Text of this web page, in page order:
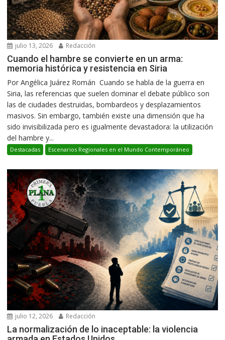
julio 13, 2026 Redacción
Cuando el hambre se convierte en un arma:
memoria histórica y resistencia en Siria
Por Angélica Juárez Román Cuando se habla de la guerra en
Siria, las referencias que suelen dominar el debate público son
las de ciudades destruidas, bombardeos y desplazamientos
masivos. Sin embargo, también existe una dimensión que ha
sido invisibilizada pero es igualmente devastadora: la utilización
del hambre y...
Destacadas Escenarios Regionales en el Mundo Contemporáneo
julio 12, 2026 Redacción
La normalización de lo inaceptable: la violencia